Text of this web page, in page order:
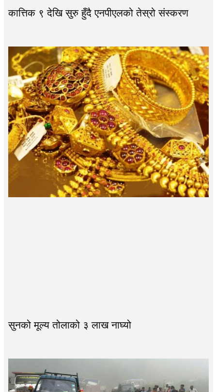
कात्तिक ९ देखि सुरु हुँदै एनपीएलको तेस्रो संस्करण
सुनको मूल्य तोलाको ३ लाख नाघ्यो